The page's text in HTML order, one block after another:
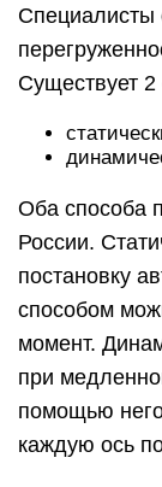
Специалисты
Существует 2
Оба способа
России.
постановку
способом
момент.
при
помощью
каждую ось